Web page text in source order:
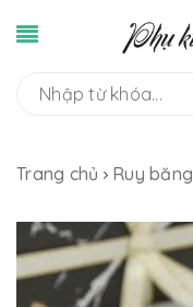
Trang chủ Ruy băng